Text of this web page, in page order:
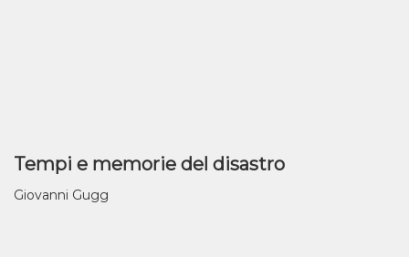
Tempi e memorie del disastro
Giovanni Gugg